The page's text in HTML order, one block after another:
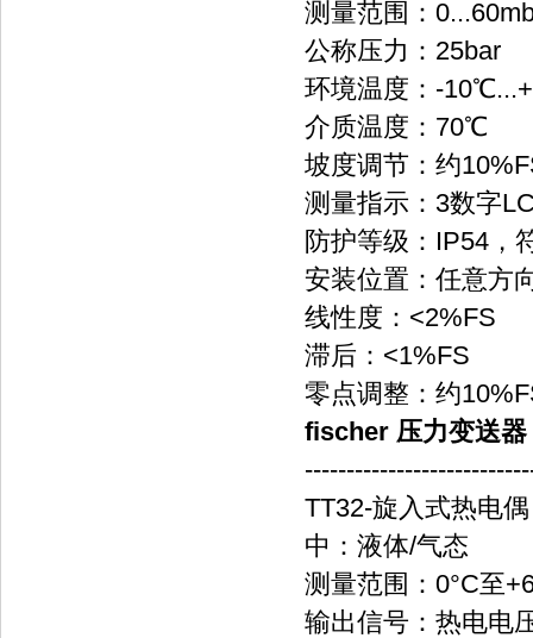
测量范围：
公称压力：25bar
环境温度：-
介质温度：70℃
坡度调节：约
测量指示：3数字
防护等级：IP54，
安装位置：任意方
线性度：<2%FS
滞后：<1%FS
零点调整：约
fischer 压力变送
TT32-旋入式热电偶
中：液体/气态
测量范围：0°C至
输出信号：热电电